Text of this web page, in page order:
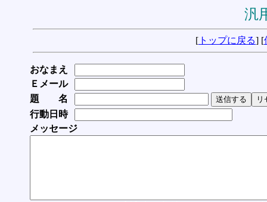
汎
[ トップに戻る] [
おなまえ
Ｅメール
題 名
行動日時
メッセージ